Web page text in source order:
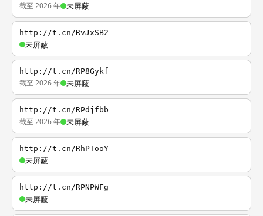
截至 2026 年 未屏蔽
http://t.cn/RvJxSB2
未屏蔽
http://t.cn/RP8Gykf
截至 2026 年 未屏蔽
http://t.cn/RPdjfbb
截至 2026 年 未屏蔽
http://t.cn/RhPTooY
未屏蔽
http://t.cn/RPNPWFg
未屏蔽